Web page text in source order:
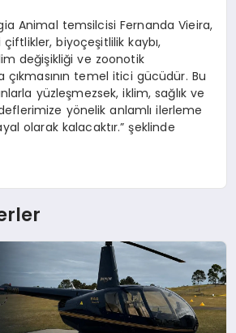
Animal temsilcisi Fernanda Vieira,
çiftlikler, biyoçeşitlilik kaybı,
değişikliği ve zoonotik
çıkmasının temel itici gücüdür. Bu
yüzleşmezsek, iklim, sağlık ve
yönelik anlamlı ilerleme
olarak kalacaktır.” şeklinde